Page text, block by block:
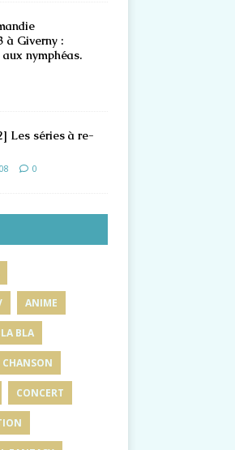
à Giverny :
nymphéas.
Les séries à re-
0
ANIME
BLA
CHANSON
CONCERT